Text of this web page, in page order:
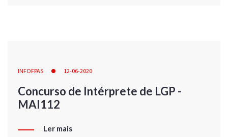
INFOFPAS 12-06-2020
Concurso de Intérprete de LGP -
MAI112
Ler mais